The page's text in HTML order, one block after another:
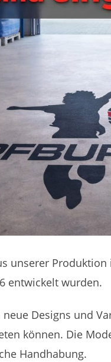
unserer
entwickelt wurden.
Designs und
können. Die
Handhabung.